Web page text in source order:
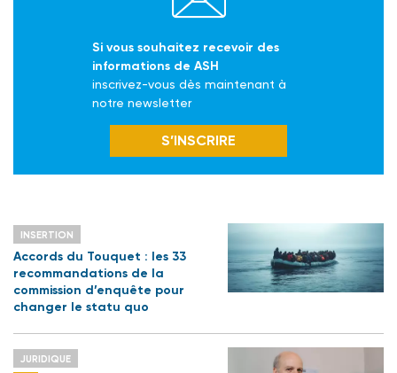
Si vous souhaitez recevoir des
informations de ASH
inscrivez-vous dès maintenant à
notre newsletter
S’INSCRIRE
INSERTION
Accords du Touquet : les 33
recommandations de la
commission d’enquête pour
changer le statu quo
JURIDIQUE